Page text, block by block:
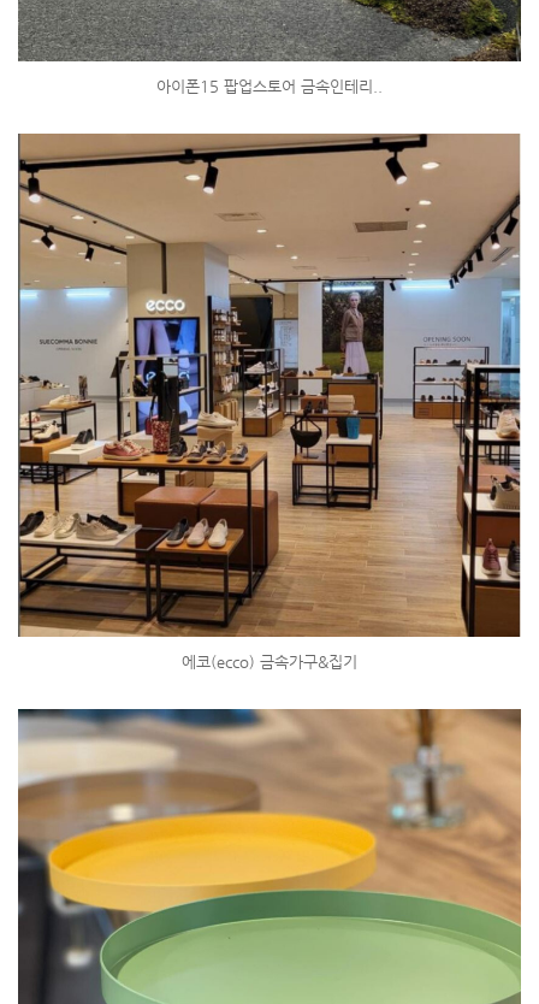
아이폰15 팝업스토어 금속인테리..
에코(ecco) 금속가구&집기